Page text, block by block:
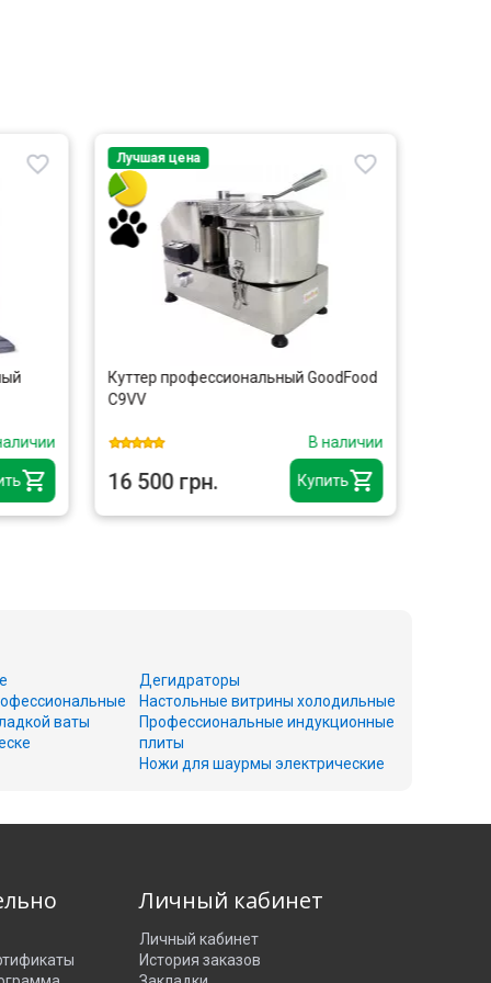
Купить
Лучшая цена
Куттер профессиональный GoodFood
C9VV
В наличии
16 500 грн.
ваты
Дегидраторы
Настольные витрины холодильные
Профессиональные индукционные
плиты
Ножи для шаурмы электрические
Личный кабинет
Личный кабинет
История заказов